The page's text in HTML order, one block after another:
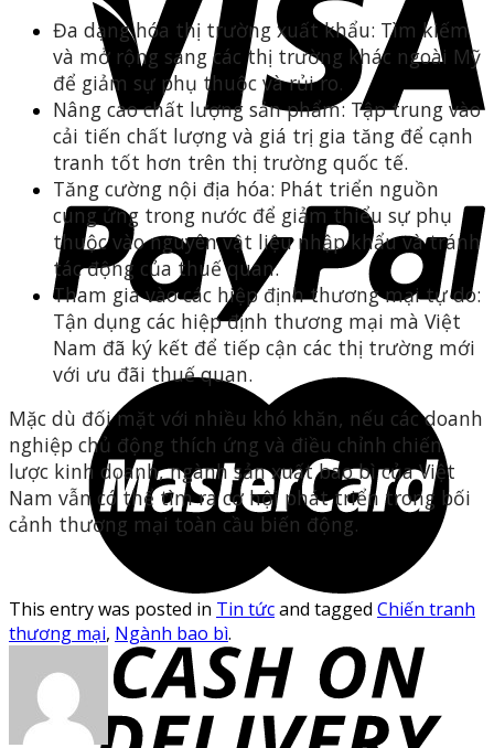
Đa dạng hóa thị trường xuất khẩu: Tìm kiếm
và mở rộng sang các thị trường khác ngoài Mỹ
để giảm sự phụ thuộc và rủi ro.​
Nâng cao chất lượng sản phẩm: Tập trung vào
cải tiến chất lượng và giá trị gia tăng để cạnh
tranh tốt hơn trên thị trường quốc tế.​
Tăng cường nội địa hóa: Phát triển nguồn
cung ứng trong nước để giảm thiểu sự phụ
thuộc vào nguyên vật liệu nhập khẩu và tránh
tác động của thuế quan.​
Tham gia vào các hiệp định thương mại tự do:
Tận dụng các hiệp định thương mại mà Việt
Nam đã ký kết để tiếp cận các thị trường mới
với ưu đãi thuế quan.​
Mặc dù đối mặt với nhiều khó khăn, nếu các doanh
nghiệp chủ động thích ứng và điều chỉnh chiến
lược kinh doanh, ngành sản xuất bao bì của Việt
Nam vẫn có thể tìm ra cơ hội phát triển trong bối
cảnh thương mại toàn cầu biến động.
This entry was posted in Tin tứcand tagged Chiến tranh
thương mại, Ngành bao bì.